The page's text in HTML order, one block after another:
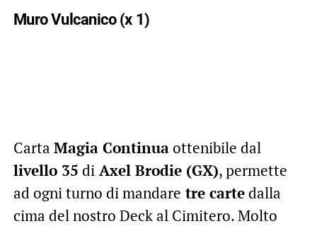
Muro Vulcanico (x 1)
Carta Magia Continuaottenibile dal
livello 35 diAxel Brodie (GX), permette
ad ogni turno di mandare tre cartedalla
cima del nostro Deck al Cimitero. Molto